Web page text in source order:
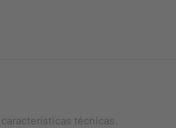
técnicas.